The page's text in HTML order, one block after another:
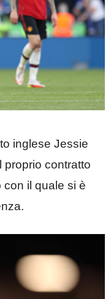
inglese Jessie
proprio contratto
il quale si è